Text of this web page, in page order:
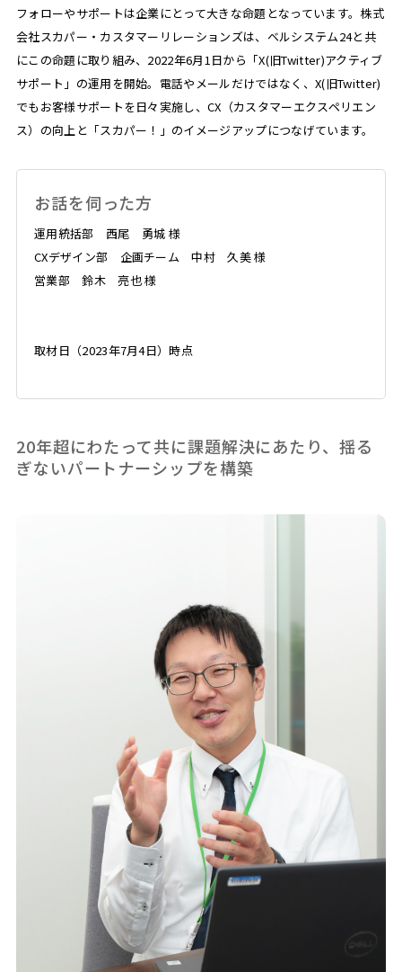
フォローやサポートは企業にとって大きな命題となっています。株式
会社スカパー・カスタマーリレーションズは、ベルシステム24と共
にこの命題に取り組み、2022年6月1日から「X(旧Twitter)アクティブ
サポート」の運用を開始。電話やメールだけではなく、X(旧Twitter)
でもお客様サポートを日々実施し、CX（カスタマーエクスペリエン
ス）の向上と「スカパー！」のイメージアップにつなげています。
お話を伺った方
運用統括部 西尾 勇城 様
CXデザイン部 企画チーム 中村 久美 様
営業部 鈴木 亮也 様
取材日（2023年7月4日）時点
20年超にわたって共に課題解決にあたり、揺る
ぎないパートナーシップを構築